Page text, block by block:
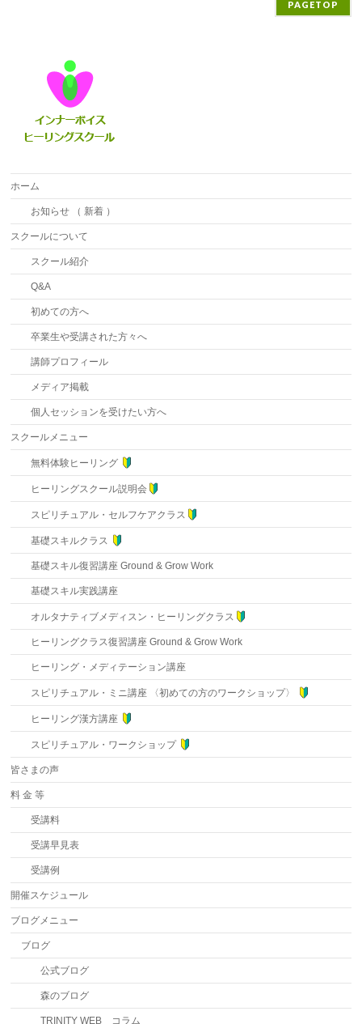
PAGETOP
ホーム
お知らせ （ 新着 ）
スクールについて
スクール紹介
Q&A
初めての方へ
卒業生や受講された方々へ
講師プロフィール
メディア掲載
個人セッションを受けたい方へ
スクールメニュー
無料体験ヒーリング
ヒーリングスクール説明会
スピリチュアル・セルフケアクラス
基礎スキルクラス
基礎スキル復習講座 Ground & Grow Work
基礎スキル実践講座
オルタナティブメディスン・ヒーリングクラス
ヒーリングクラス復習講座 Ground & Grow Work
ヒーリング・メディテーション講座
スピリチュアル・ミニ講座 〈初めての方のワークショップ〉
ヒーリング漢方講座
スピリチュアル・ワークショップ
皆さまの声
料 金 等
受講料
受講早見表
受講例
開催スケジュール
ブログメニュー
ブログ
公式ブログ
森のブログ
TRINITY WEB コラム